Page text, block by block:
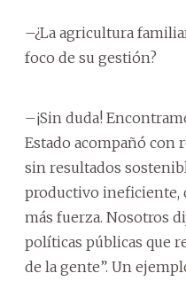
–¿La agricultura
foco de su gestión?
–¡Sin duda!
Estado acompañó con
sin resultados
productivo ineficiente,
más fuerza. Nosotros
políticas públicas que
de la gente”. Un